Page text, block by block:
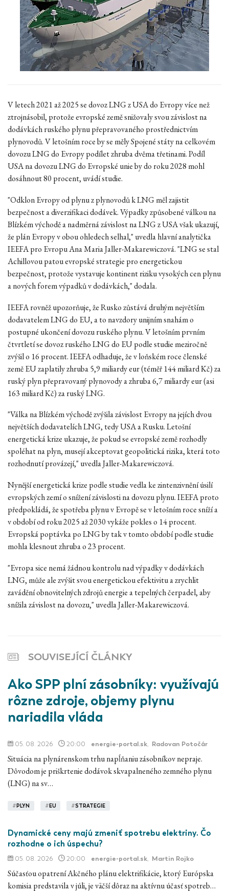
V letech 2021 až 2025 se dovoz LNG z USA do Evropy více než
ztrojnásobil, protože evropské země snižovaly svou závislost na
dodávkách ruského plynu přepravovaného prostřednictvím
plynovodů. V letošním roce by se měly Spojené státy na celkovém
dovozu LNG do Evropy podílet zhruba dvěma třetinami. Podíl
USA na dovozu LNG do Evropské unie by do roku 2028 mohl
dosáhnout 80 procent, uvádí studie.
"Odklon Evropy od plynu z plynovodů k LNG měl zajistit
bezpečnost a diverzifikaci dodávek. Výpadky způsobené válkou na
Blízkém východě a nadměrná závislost na LNG z USA však ukazují,
že plán Evropy v obou ohledech selhal," uvedla hlavní analytička
IEEFA pro Evropu Ana Maria Jaller-Makarewiczová. "LNG se stal
Achillovou patou evropské strategie pro energetickou
bezpečnost, protože vystavuje kontinent riziku vysokých cen plynu
a nových forem výpadků v dodávkách," dodala.
IEEFA rovněž upozorňuje, že Rusko zůstává druhým největším
dodavatelem LNG do EU, a to navzdory unijním snahám o
postupné ukončení dovozu ruského plynu. V letošním prvním
čtvrtletí se dovoz ruského LNG do EU podle studie meziročně
zvýšil o 16 procent. IEEFA odhaduje, že v loňském roce členské
země EU zaplatily zhruba 5,9 miliardy eur (téměř 144 miliard Kč) za
ruský plyn přepravovaný plynovody a zhruba 6,7 miliardy eur (asi
163 miliard Kč) za ruský LNG.
"Válka na Blízkém východě zvýšila závislost Evropy na jejích dvou
největších dodavatelích LNG, tedy USA a Rusku. Letošní
energetická krize ukazuje, že pokud se evropské země rozhodly
spoléhat na plyn, musejí akceptovat geopolitická rizika, která toto
rozhodnutí provázejí," uvedla Jaller-Makarewiczová.
Nynější energetická krize podle studie vedla ke zintenzivnění úsilí
evropských zemí o snížení závislosti na dovozu plynu. IEEFA proto
předpokládá, že spotřeba plynu v Evropě se v letošním roce sníží a
v období od roku 2025 až 2030 vykáže pokles o 14 procent.
Evropská poptávka po LNG by tak v tomto období podle studie
mohla klesnout zhruba o 23 procent.
"Evropa sice nemá žádnou kontrolu nad výpadky v dodávkách
LNG, může ale zvýšit svou energetickou efektivitu a zrychlit
zavádění obnovitelných zdrojů energie a tepelných čerpadel, aby
snížila závislost na dovozu," uvedla Jaller-Makarewiczová.
SOUVISEJÍCÍ ČLÁNKY
Ako SPP plní zásobníky: využívajú
rôzne zdroje, objemy plynu
nariadila vláda
05. 08. 2026 20:00 energie-portal.sk Radovan Potočár
Situácia na plynárenskom trhu napĺňaniu zásobníkov nepraje.
Dôvodom je priškrtenie dodávok skvapalneného zemného plynu
(LNG) na sv…
# PLYN # EU #STRATEGIE
Dynamické ceny majú zmeniť spotrebu elektriny. Čo
rozhodne o ich úspechu?
05. 08. 2026 20:00 energie-portal.sk Martin Rojko
Súčasťou opatrení Akčného plánu elektrifikácie, ktorý Európska
komisia predstavila v júli, je väčší dôraz na aktívnu účasť spotreb…